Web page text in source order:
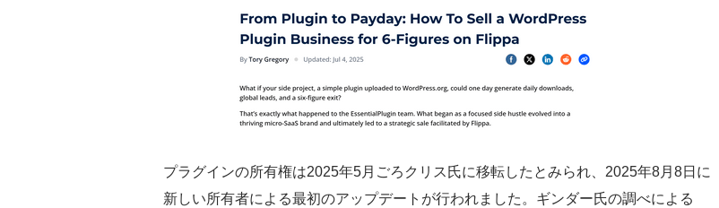
プラグインの所有権は2025年5月ごろクリス氏に移転したとみられ、2025年8月8日に
新しい所有者による最初のアップデートが行われました。ギンダー氏の調べによる